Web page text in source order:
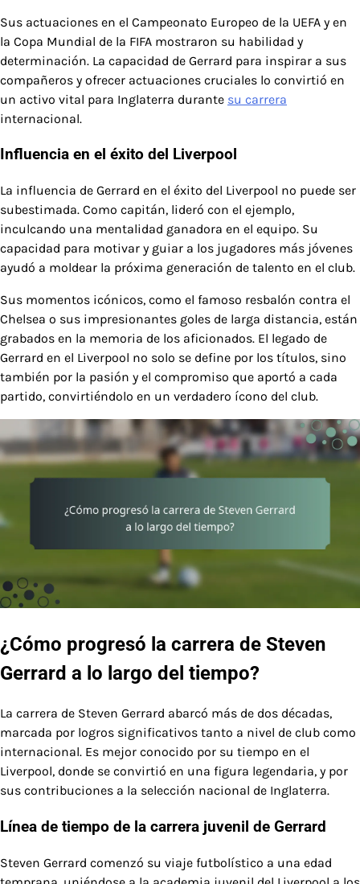
Sus actuaciones en el Campeonato Europeo de la UEFA y en
la Copa Mundial de la FIFA mostraron su habilidad y
determinación. La capacidad de Gerrard para inspirar a sus
compañeros y ofrecer actuaciones cruciales lo convirtió en
un activo vital para Inglaterra durante su carrera
internacional.
Influencia en el éxito del Liverpool
La influencia de Gerrard en el éxito del Liverpool no puede ser
subestimada. Como capitán, lideró con el ejemplo,
inculcando una mentalidad ganadora en el equipo. Su
capacidad para motivar y guiar a los jugadores más jóvenes
ayudó a moldear la próxima generación de talento en el club.
Sus momentos icónicos, como el famoso resbalón contra el
Chelsea o sus impresionantes goles de larga distancia, están
grabados en la memoria de los aficionados. El legado de
Gerrard en el Liverpool no solo se define por los títulos, sino
también por la pasión y el compromiso que aportó a cada
partido, convirtiéndolo en un verdadero ícono del club.
¿Cómo progresó la carrera de Steven
Gerrard a lo largo del tiempo?
La carrera de Steven Gerrard abarcó más de dos décadas,
marcada por logros significativos tanto a nivel de club como
internacional. Es mejor conocido por su tiempo en el
Liverpool, donde se convirtió en una figura legendaria, y por
sus contribuciones a la selección nacional de Inglaterra.
Línea de tiempo de la carrera juvenil de Gerrard
Steven Gerrard comenzó su viaje futbolístico a una edad